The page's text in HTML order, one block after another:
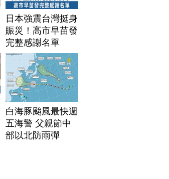
日本強震台灣挺身
賑災！高市早苗發
完整感謝名單
白海豚颱風最快週
五海警 父親節中
部以北防雨彈